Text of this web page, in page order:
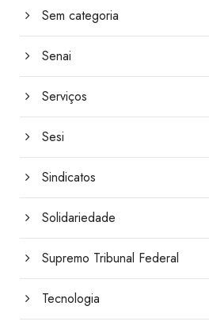
Sem categoria
Senai
Serviços
Sesi
Sindicatos
Solidariedade
Supremo Tribunal Federal
Tecnologia